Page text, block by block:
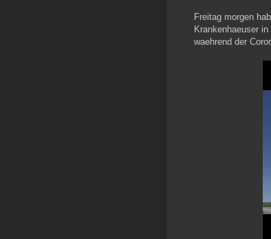
Freitag morgen
Krankenhaeuser
waehrend der